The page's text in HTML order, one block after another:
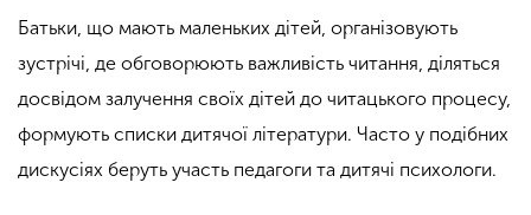
Батьки, що мають маленьких дітей, організовують
зустрічі, де обговорюють важливість читання, діляться
досвідом залучення своїх дітей до читацького процесу,
формують списки дитячої літератури. Часто у подібних
дискусіях беруть участь педагоги та дитячі психологи.